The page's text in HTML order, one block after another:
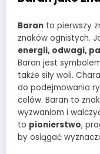
Baran to pierwszy
znaków ognistych.
energii, odwagi,
Baran jest
także siły woli.
do podejmowania
celów. Baran to
wyzwaniom i
to pionierstwo,
by osiągać